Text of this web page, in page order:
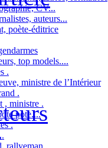
CV...
auteurs...
poète-éditrice
top models....
.
ministre de l’Intérieur
.
, ministre .
pote....
.
rallyeman